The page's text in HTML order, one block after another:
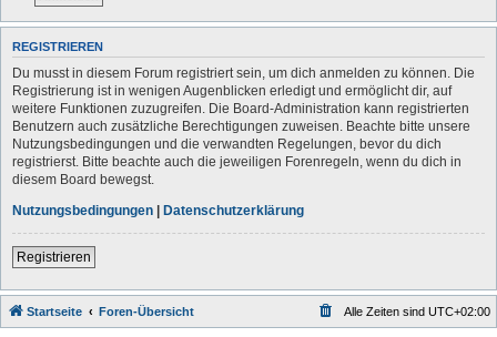
REGISTRIEREN
Du musst in diesem Forum registriert sein, um dich anmelden zu können. Die
Registrierung ist in wenigen Augenblicken erledigt und ermöglicht dir, auf
weitere Funktionen zuzugreifen. Die Board-Administration kann registrierten
Benutzern auch zusätzliche Berechtigungen zuweisen. Beachte bitte unsere
Nutzungsbedingungen und die verwandten Regelungen, bevor du dich
registrierst. Bitte beachte auch die jeweiligen Forenregeln, wenn du dich in
diesem Board bewegst.
Nutzungsbedingungen | Datenschutzerklärung
Registrieren
Startseite Foren-Übersicht Alle Zeiten sind UTC+02:00